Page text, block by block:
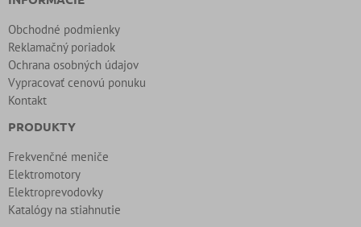
Obchodné podmienky
Reklamačný poriadok
Ochrana osobných údajov
Vypracovať cenovú ponuku
Kontakt
PRODUKTY
Frekvenčné meniče
Elektromotory
Elektroprevodovky
Katalógy na stiahnutie